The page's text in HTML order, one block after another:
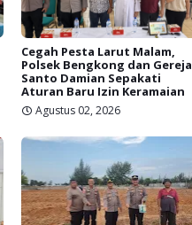
Cegah Pesta Larut Malam,
Polsek Bengkong dan Gereja
Santo Damian Sepakati
Aturan Baru Izin Keramaian
Agustus 02, 2026